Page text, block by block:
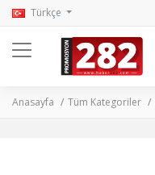
Türkçe
Anasayfa Tüm Kategoriler